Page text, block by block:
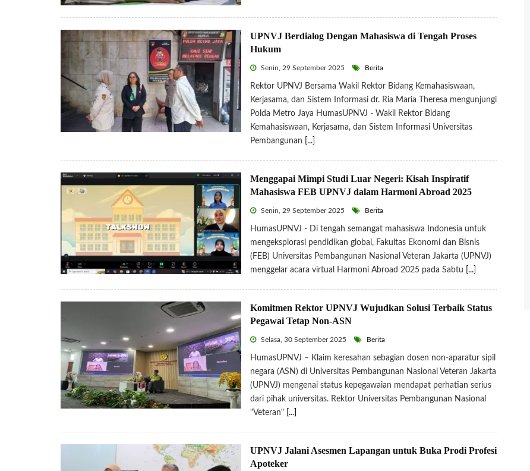
UPNVJ Berdialog Dengan Mahasiswa di Tengah Proses
Hukum
Senin, 29 September 2025 Berita
Rektor UPNVJ Bersama Wakil Rektor Bidang Kemahasiswaan,
Kerjasama, dan Sistem Informasi dr. Ria Maria Theresa mengunjungi
Polda Metro Jaya HumasUPNVJ - Wakil Rektor Bidang
Kemahasiswaan, Kerjasama, dan Sistem Informasi Universitas
Pembangunan
[...]
Menggapai Mimpi Studi Luar Negeri: Kisah Inspiratif
Mahasiswa FEB UPNVJ dalam Harmoni Abroad 2025
Senin, 29 September 2025 Berita
HumasUPNVJ - Di tengah semangat mahasiswa Indonesia untuk
mengeksplorasi pendidikan global, Fakultas Ekonomi dan Bisnis
(FEB) Universitas Pembangunan Nasional Veteran Jakarta (UPNVJ)
menggelar acara virtual Harmoni Abroad 2025 pada Sabtu
[...]
Komitmen Rektor UPNVJ Wujudkan Solusi Terbaik Status
Pegawai Tetap Non-ASN
Selasa, 30 September 2025 Berita
HumasUPNVJ – Klaim keresahan sebagian dosen non-aparatur sipil
negara (ASN) di Universitas Pembangunan Nasional Veteran Jakarta
(UPNVJ) mengenai status kepegawaian mendapat perhatian serius
dari pihak universitas. Rektor Universitas Pembangunan Nasional
"Veteran" [...]
UPNVJ Jalani Asesmen Lapangan untuk Buka Prodi Profesi
Apoteker